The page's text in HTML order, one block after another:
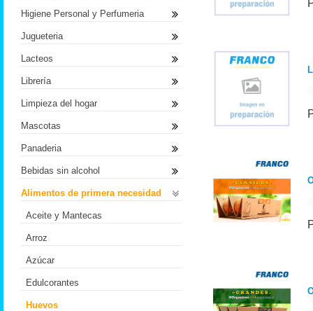
Higiene Personal y Perfumeria
Jugueteria
Lacteos
Librería
Limpieza del hogar
Mascotas
Panaderia
Bebidas sin alcohol
Alimentos de primera necesidad
Aceite y Mantecas
Arroz
Azúcar
Edulcorantes
Huevos